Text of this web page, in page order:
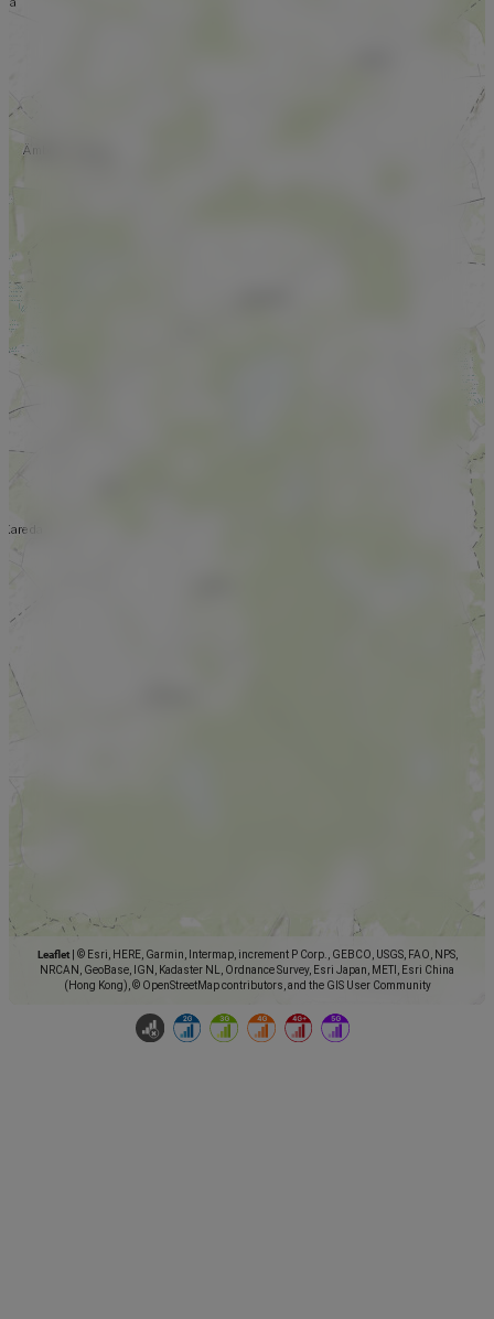
Leaflet
© Esri, HERE, Garmin, Intermap, increment P Corp., GEBCO, USGS, FAO, NPS,
NRCAN, GeoBase, IGN, Kadaster NL, Ordnance Survey, Esri Japan, METI, Esri China
(Hong Kong), © OpenStreetMap contributors, and the GIS User Community